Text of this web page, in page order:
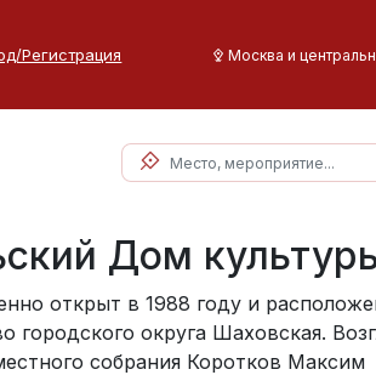
Регистрация Москва и
Дом
открыт в 1988 году и
округа Шаховская.
собрания Коротков Максим